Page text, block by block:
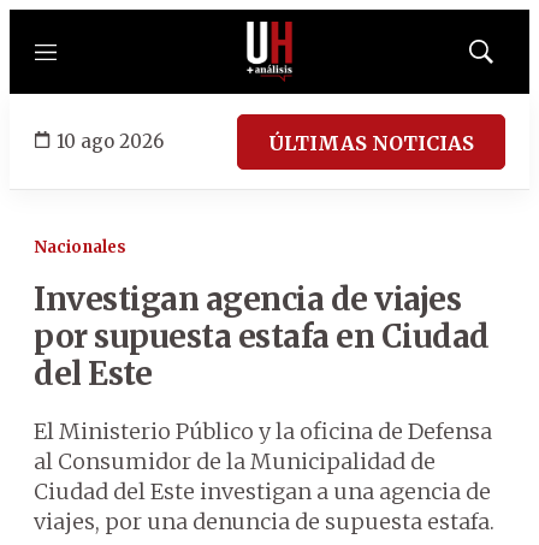
Menú
Mostrar
10 ago 2026 ÚLTIMAS NOTICIAS
Nacionales
Investigan agencia de viajes
por supuesta estafa en Ciudad
del Este
El Ministerio Público y la oficina de Defensa
al Consumidor de la Municipalidad de
Ciudad del Este investigan a una agencia de
viajes, por una denuncia de supuesta estafa.